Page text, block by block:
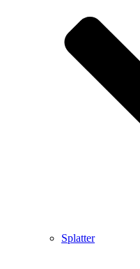
Splatter